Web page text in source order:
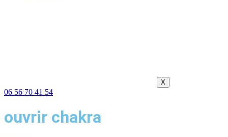
X
06 56 70 41 54
ouvrir chakra